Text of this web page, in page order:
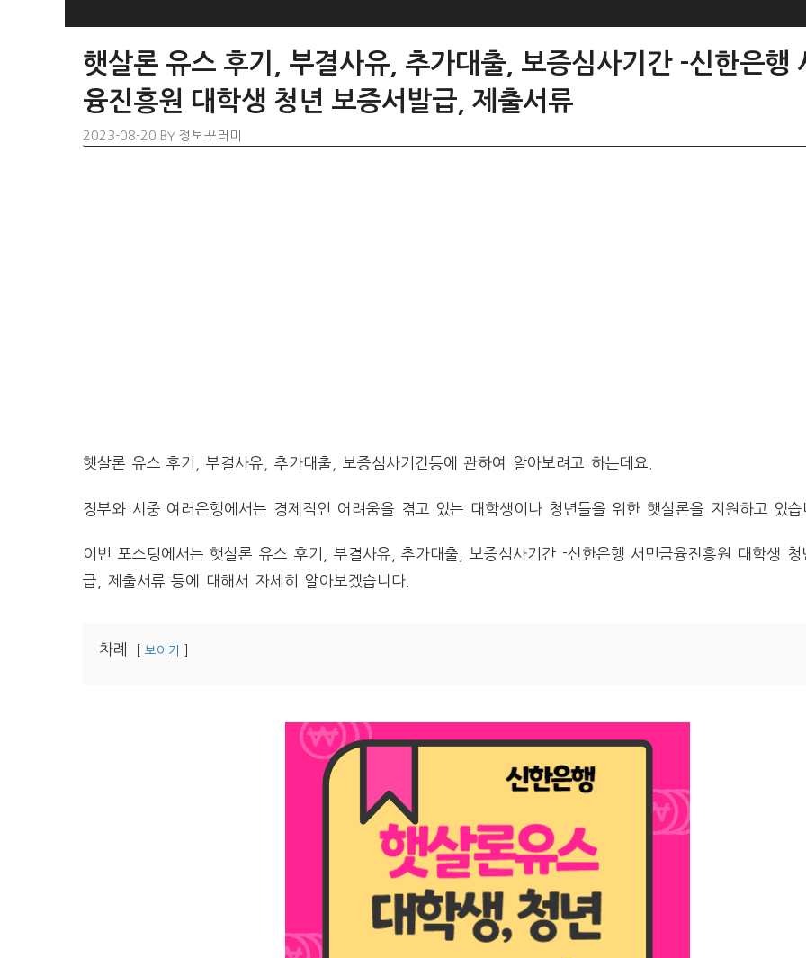
햇살론 유스 후기, 부결사유, 추가대출, 보증심사기간 -신한은행
융진흥원 대학생 청년 보증서발급, 제출서류
2023-08-20 BY 정보꾸러미
햇살론 유스 후기, 부결사유, 추가대출, 보증심사기간등에 관하여 알아보려고 하는데요.
정부와 시중 여러은행에서는 경제적인 어려움을 겪고 있는 대학생이나 청년들을 위한 햇살론을 지원하고 있습
이번 포스팅에서는 햇살론 유스 후기, 부결사유, 추가대출, 보증심사기간 -신한은행 서민금융진흥원 대학생 청
급, 제출서류 등에 대해서 자세히 알아보겠습니다.
차례 보이기